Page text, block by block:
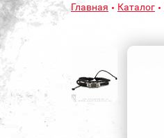
Главная Каталог